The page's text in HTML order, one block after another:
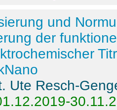
und
der
Ute Resch-